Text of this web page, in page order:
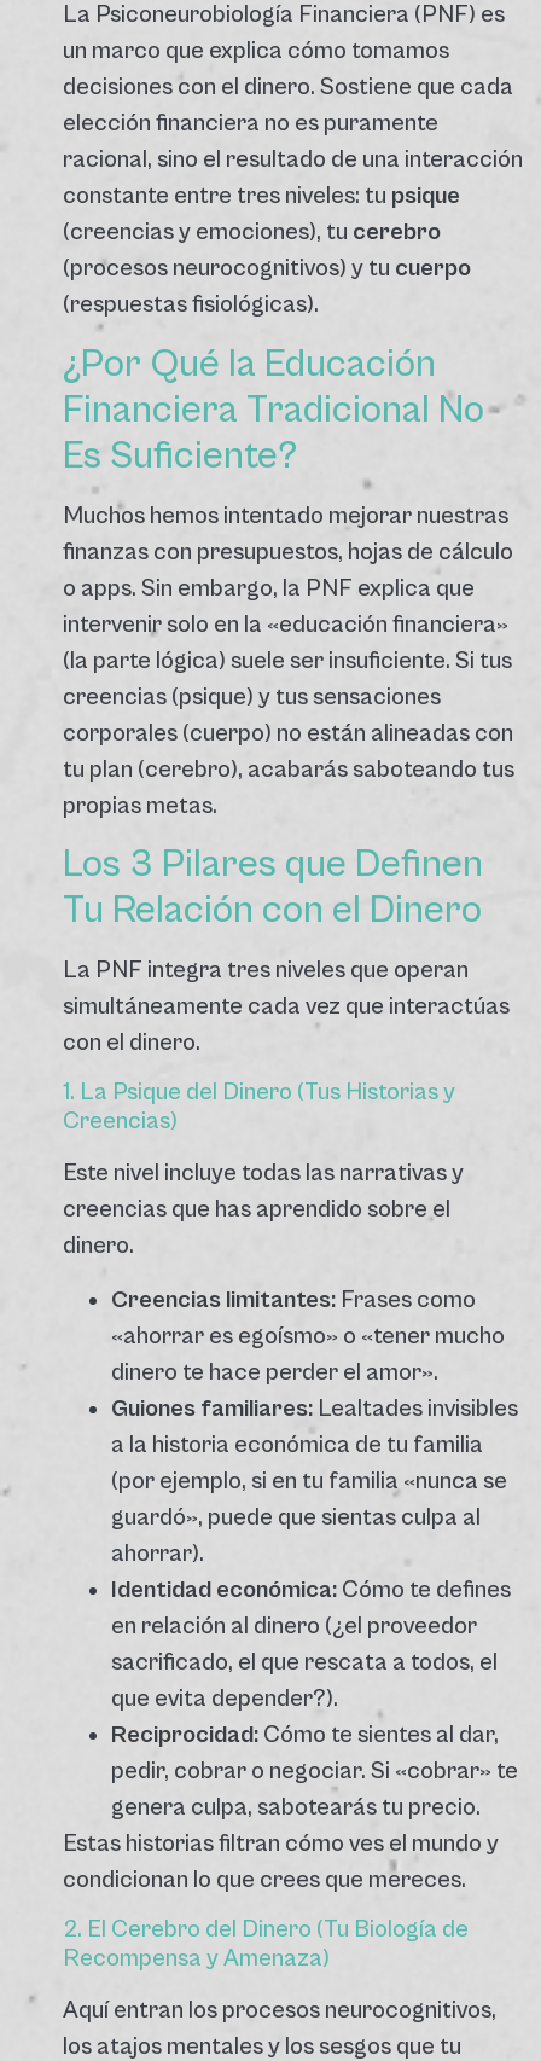
La Psiconeurobiología Financiera (PNF) es
un marco que explica cómo tomamos
decisiones con el dinero.Sostiene que cada
elección financiera no es puramente
racional, sino el resultado de una interacción
constante entre tres niveles: tu psique
(creencias y emociones), tu cerebro
(procesos neurocognitivos) y tu cuerpo
(respuestas fisiológicas).
¿Por Qué la Educación
Financiera Tradicional No
Es Suficiente?
Muchos hemos intentado mejorar nuestras
finanzas con presupuestos, hojas de cálculo
o apps. Sin embargo, la PNF explica que
intervenir solo en la «educación financiera»
(la parte lógica) suele ser insuficiente.Si tus
creencias (psique) y tus sensaciones
corporales (cuerpo) no están alineadas con
tu plan (cerebro), acabarás saboteando tus
propias metas.
Los 3 Pilares que Definen
Tu Relación con el Dinero
La PNF integra tres niveles que operan
simultáneamente cada vez que interactúas
con el dinero.
1. La Psique del Dinero (Tus Historias y
Creencias)
Este nivel incluye todas las narrativas y
creencias que has aprendido sobre el
dinero.
Creencias limitantes: Frases como
«ahorrar es egoísmo» o «tener mucho
dinero te hace perder el amor».
Guiones familiares: Lealtades invisibles
a la historia económica de tu familia
(por ejemplo, si en tu familia «nunca se
guardó», puede que sientas culpa al
ahorrar).
Identidad económica: Cómo te defines
en relación al dinero (¿el proveedor
sacrificado, el que rescata a todos, el
que evita depender?).
Reciprocidad: Cómo te sientes al dar,
pedir, cobrar o negociar. Si «cobrar» te
genera culpa, sabotearás tu precio.
Estas historias filtran cómo ves el mundo y
condicionan lo que crees que mereces.
2. El Cerebro del Dinero (Tu Biología de
Recompensa y Amenaza)
Aquí entran los procesos neurocognitivos,
los atajos mentales y los sesgos que tu